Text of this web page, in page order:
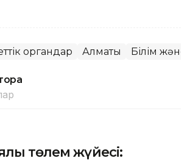
органдар Алматы Білім
төлем жүйесі: